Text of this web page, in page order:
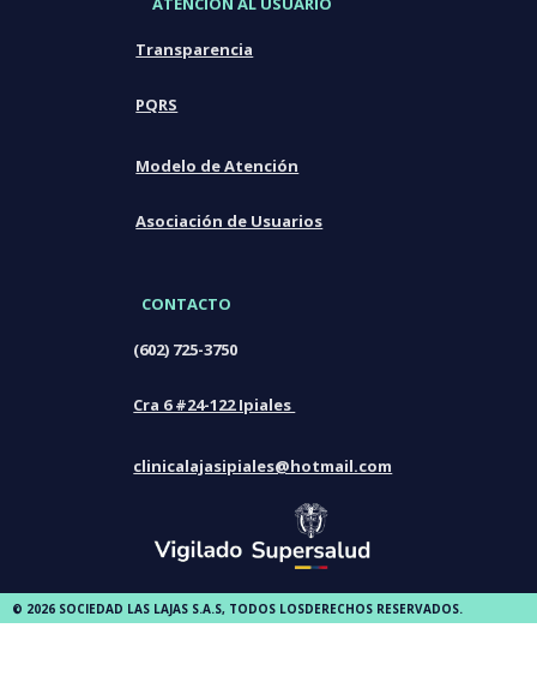
Transparencia
PQRS
Modelo de Atención
Asociación de Usuarios
CONTACTO
(602) 725-3750
Cra 6 #24-122 Ipiales
clinicalajasipiales@hotmail.com
© 2026 SOCIEDAD LAS LAJAS S.A.S, TODOS LOSDERECHOS RESERVADOS.